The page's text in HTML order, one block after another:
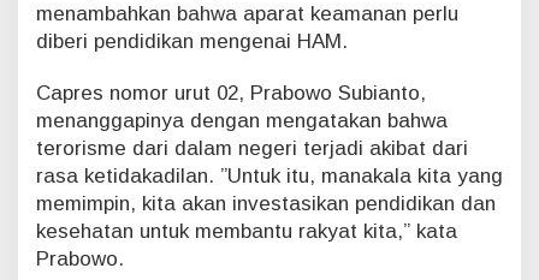
menambahkan bahwa aparat keamanan perlu
diberi pendidikan mengenai HAM.
Capres nomor urut 02, Prabowo Subianto,
menanggapinya dengan mengatakan bahwa
terorisme dari dalam negeri terjadi akibat dari
rasa ketidakadilan. ”Untuk itu, manakala kita yang
memimpin, kita akan investasikan pendidikan dan
kesehatan untuk membantu rakyat kita,” kata
Prabowo.